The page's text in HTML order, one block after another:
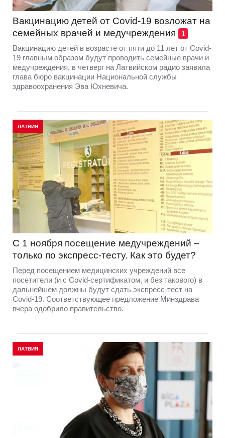
Вакцинацию детей от Covid-19 возложат на
семейных врачей и медучреждения
1
Вакцинацию детей в возрасте от пяти до 11 лет от Covid-
19 главным образом будут проводить семейные врачи и
медучреждения, в четверг на Латвийском радио заявила
глава бюро вакцинации Национальной службы
здравоохранения Эва Юхневича.
ЛАТВИЯ
С 1 ноября посещение медучреждений –
только по экспресс-тесту. Как это будет?
Перед посещением медицинских учреждений все
посетители (и с Covid-сертификатом, и без такового) в
дальнейшем должны будут сдать экспресс-тест на
Covid-19. Соответствующее предложение Минздрава
вчера одобрило правительство.
ЛАТВИЯ